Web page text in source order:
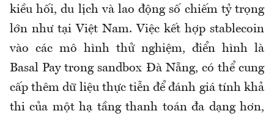
kiều hối, du lịch và lao động số chiếm tỷ trọng
lớn như tại Việt Nam. Việc kết hợp stablecoin
vào các mô hình thử nghiệm, điển hình là
Basal Pay trong sandbox Đà Nẵng, có thể cung
cấp thêm dữ liệu thực tiễn để đánh giá tính khả
thi của một hạ tầng thanh toán đa dạng hơn,